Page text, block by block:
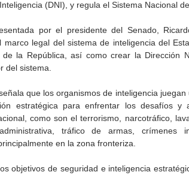
(DNI), y regula el Sistema Nacional
por el presidente del Senado,
marco legal del sistema de inteligencia del
de la República, así como crear la Dirección
del sistema.
que los organismos de inteligencia
estratégica para enfrentar los desafíos y
como son el terrorismo, narcotráfico,
tráfico de armas, crímenes
en la zona fronteriza.
objetivos de seguridad e inteligencia